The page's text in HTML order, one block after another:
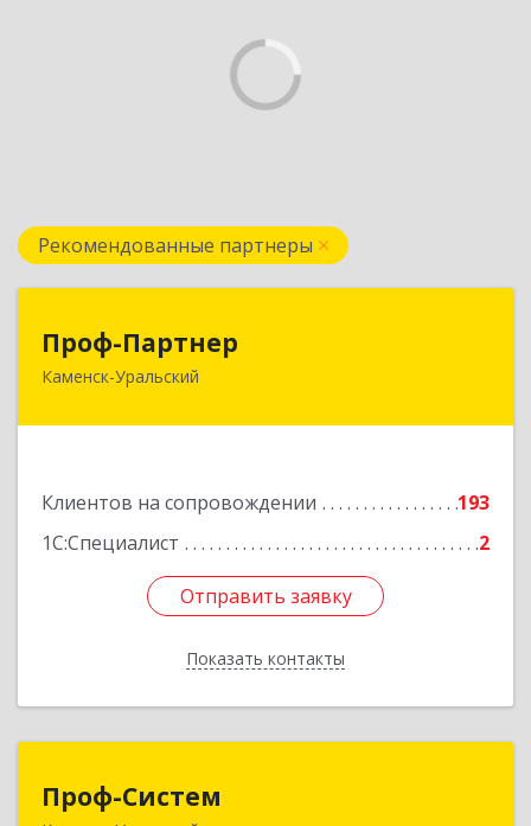
Рекомендованные партнеры
Проф-Партнер
Каменск-Уральский
Клиентов на сопровождении
193
1С:Специалист
2
Отправить заявку
Показать контакты
623406, Свердловская обл, Каменск-Уральский
Отправить заявку
Назад
Проф-Систем